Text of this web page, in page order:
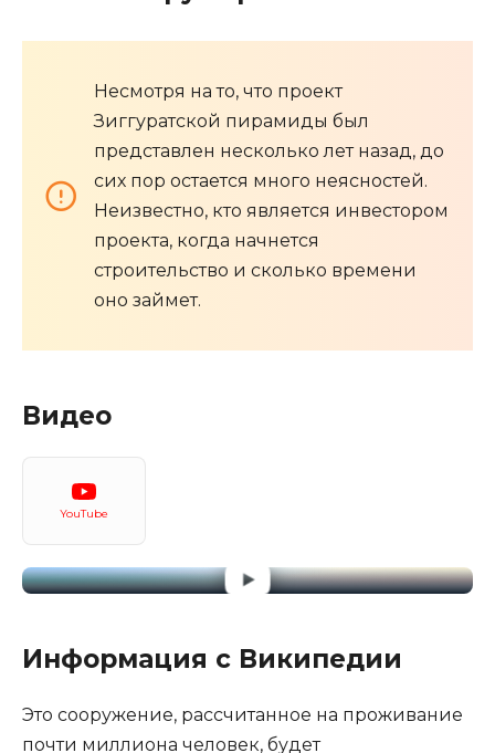
Несмотря на то, что проект
Зиггуратской пирамиды был
представлен несколько лет назад, до
сих пор остается много неясностей.
Неизвестно, кто является инвестором
проекта, когда начнется
строительство и сколько времени
оно займет.
Видео
YouTube
Информация с Википедии
Это сооружение, рассчитанное на проживание
почти миллиона человек, будет